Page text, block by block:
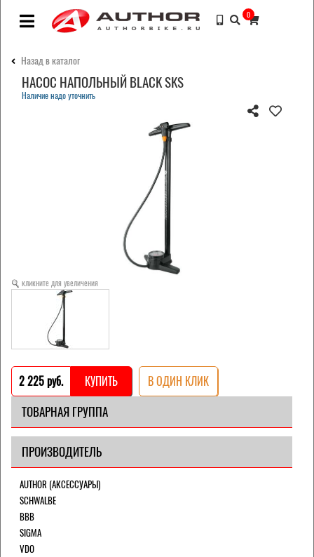
0
Назад в каталог
НАСОС НАПОЛЬНЫЙ BLACK SKS
Наличие надо уточнить
кликните для увеличения
2 225 pуб. КУПИТЬ В ОДИН КЛИК
ТОВАРНАЯ ГРУППА
ПРОИЗВОДИТЕЛЬ
AUTHOR (АКСЕССУАРЫ)
SCHWALBE
BBB
SIGMA
VDO